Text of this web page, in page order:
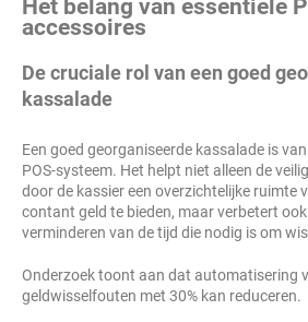
Het belang van essentiële
accessoires
De cruciale rol van een goed
kassalade
Een goed georganiseerde kassalade is
POS-systeem. Het helpt niet alleen de
door de kassier een overzichtelijke ruimte
contant geld te bieden, maar verbetert
verminderen van de tijd die nodig is om
Onderzoek toont aan dat automatisering
geldwisselfouten met 30% kan reduceren.